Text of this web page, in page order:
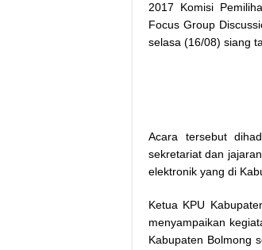
2017 Komisi
Focus Group
selasa (16/08) siang
Acara tersebut
sekretariat dan
elektronik yang di
Ketua KPU
menyampaikan
Kabupaten Bolmong